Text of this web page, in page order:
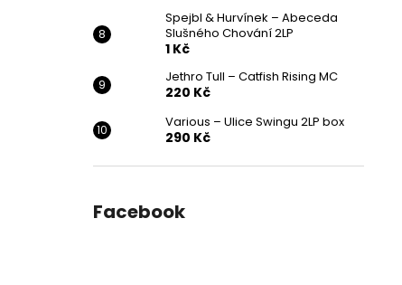
Spejbl & Hurvínek – Abeceda
Slušného Chování 2LP
1 Kč
Jethro Tull – Catfish Rising MC
220 Kč
Various ‎– Ulice Swingu 2LP box
290 Kč
Facebook